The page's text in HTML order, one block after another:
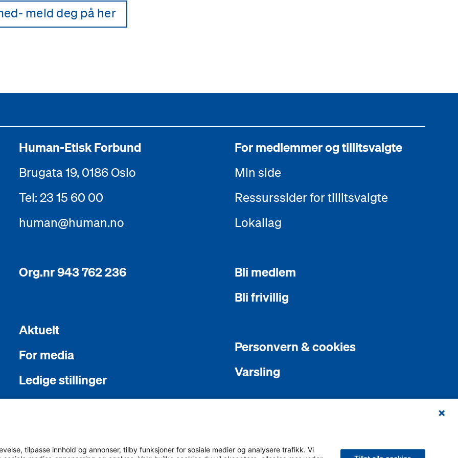
meld deg på her
Human-Etisk Forbund
Brugata 19, 0186 Oslo
Tel: 23 15 60 00
human@human.no
Org.nr 943 762 236
Aktuelt
For media
Ledige stillinger
For medlemmer og tillitsvalgte
Min side
Ressurssider for tillitsvalgte
Lokallag
Bli medlem
Bli frivillig
Personvern & cookies
Varsling
tilpasse innhold og annonser, tilby funksjoner for sosiale medier og analysere trafikk. Vi